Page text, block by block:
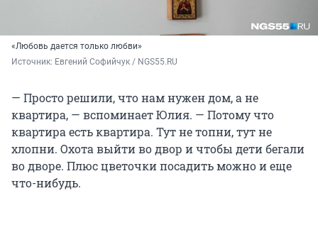
«Любовь дается только любви»
Источник: Евгений Софийчук / NGS55.RU
— Просто решили, что нам нужен дом, а не
квартира, — вспоминает Юлия. — Потому что
квартира есть квартира. Тут не топни, тут не
хлопни. Охота выйти во двор и чтобы дети бегали
во дворе. Плюс цветочки посадить можно и еще
что-нибудь.